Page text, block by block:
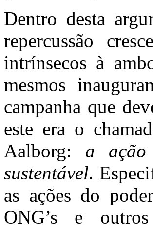
Dentro desta
repercussão
intrínsecos à
mesmos
campanha que
este era o
Aalborg: a ação
sustentável.
as ações do
ONG’s e